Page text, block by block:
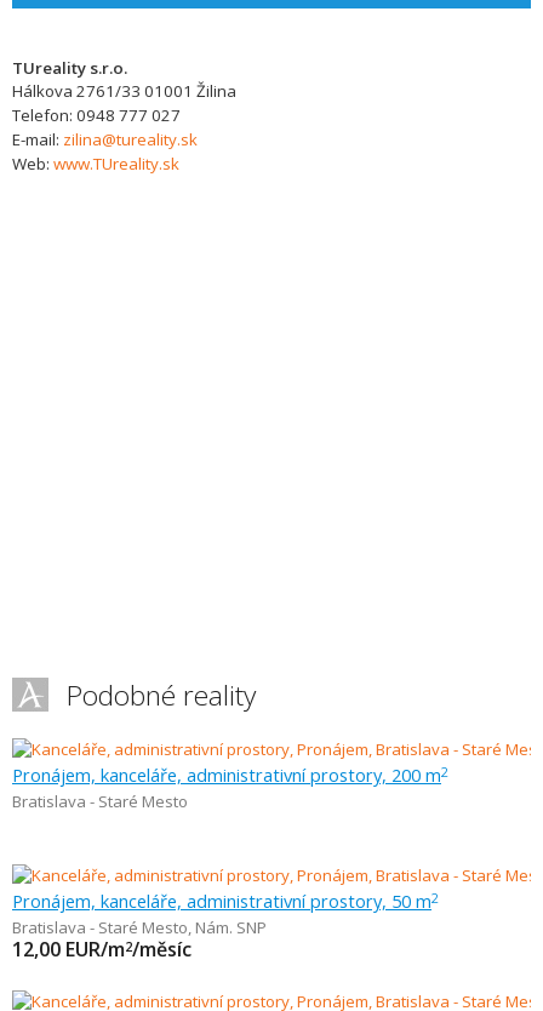
TUreality s.r.o.
Hálkova 2761/33 01001 Žilina
Telefon: 0948 777 027
E-mail: zilina@tureality.sk
Web: www.TUreality.sk
Podobné reality
Pronájem, kanceláře, administrativní prostory, 200 m2
Bratislava - Staré Mesto
Pronájem, kanceláře, administrativní prostory, 50 m2
Bratislava - Staré Mesto, Nám. SNP
12,00 EUR/m2/měsíc